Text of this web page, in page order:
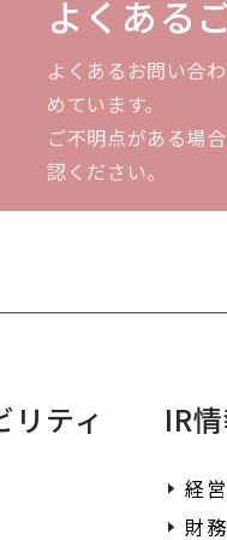
よくある
よくあるお問い合
めています。
ご不明点がある場
認ください。
リティ IR
経
財